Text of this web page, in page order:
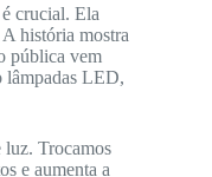
crucial. Ela
história mostra
pública vem
lâmpadas LED,
Trocamos
e aumenta a